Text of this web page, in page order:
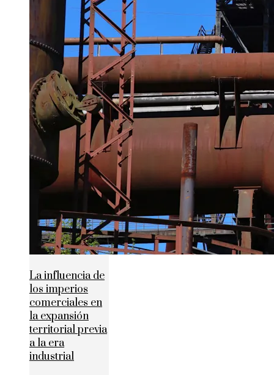
La influencia de
los imperios
comerciales en
la expansión
territorial previa
a la era
industrial